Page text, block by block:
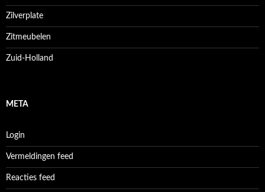
Zilverplate
Zitmeubelen
Zuid-Holland
META
Login
Vermeldingen feed
Reacties feed